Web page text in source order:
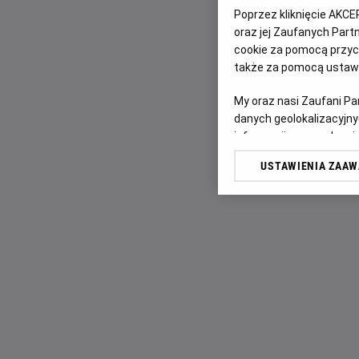
Poprzez kliknięcie
oraz jej Zaufanych
cookie za pomocą
także za pomocą
My oraz nasi Zaufani
danych
informacji na
odbiorców i ulepszanie
USTAWIENIA